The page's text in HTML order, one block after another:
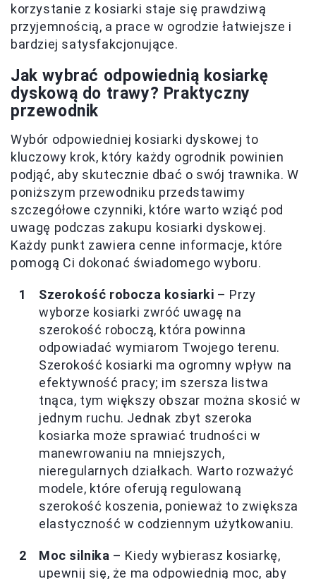
korzystanie z kosiarki staje się prawdziwą
przyjemnością, a prace w ogrodzie łatwiejsze i
bardziej satysfakcjonujące.
Jak wybrać odpowiednią kosiarkę
dyskową do trawy? Praktyczny
przewodnik
Wybór odpowiedniej kosiarki dyskowej to
kluczowy krok, który każdy ogrodnik powinien
podjąć, aby skutecznie dbać o swój trawnika. W
poniższym przewodniku przedstawimy
szczegółowe czynniki, które warto wziąć pod
uwagę podczas zakupu kosiarki dyskowej.
Każdy punkt zawiera cenne informacje, które
pomogą Ci dokonać świadomego wyboru.
Szerokość robocza kosiarki – Przy
wyborze kosiarki zwróć uwagę na
szerokość roboczą, która powinna
odpowiadać wymiarom Twojego terenu.
Szerokość kosiarki ma ogromny wpływ na
efektywność pracy; im szersza listwa
tnąca, tym większy obszar można skosić w
jednym ruchu. Jednak zbyt szeroka
kosiarka może sprawiać trudności w
manewrowaniu na mniejszych,
nieregularnych działkach. Warto rozważyć
modele, które oferują regulowaną
szerokość koszenia, ponieważ to zwiększa
elastyczność w codziennym użytkowaniu.
Moc silnika – Kiedy wybierasz kosiarkę,
upewnij się, że ma odpowiednią moc, aby